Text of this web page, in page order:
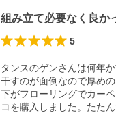
組み立て必要なく良か
5
タンスのゲンさんは何年
干すのが面倒なので厚め
下がフローリングでカー
コを購入しました。たた